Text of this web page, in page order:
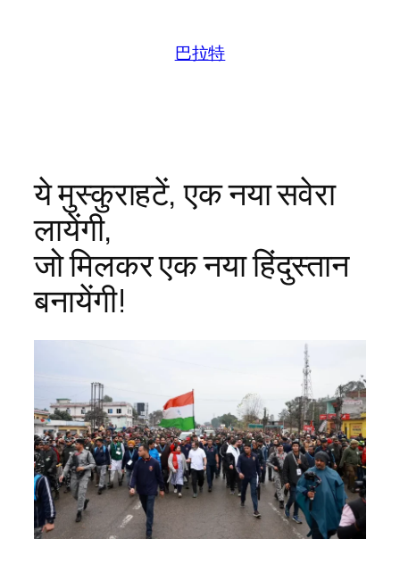
巴拉特
ये मुस्कुराहटें, एक नया सवेरा
लायेंगी,
जो मिलकर एक नया हिंदुस्तान
बनायेंगी!